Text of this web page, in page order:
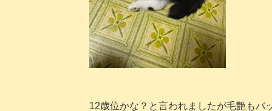
12歳位かな？と言われましたが毛艶もバ